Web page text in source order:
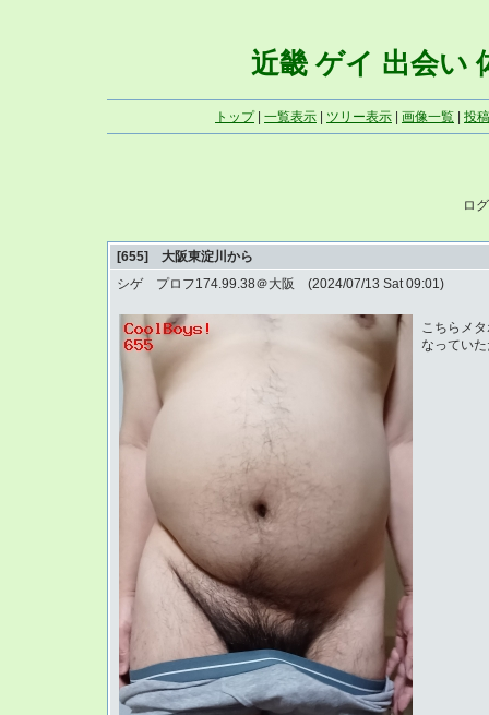
近畿 ゲイ 出会い
トップ| 一覧表示 ツリー表示 画像一覧 投
ロ
[655] 大阪東淀川から
シゲ プロフ174.99.38＠大阪 (2024/07/13 Sat 09:01)
こちらメ
なってい